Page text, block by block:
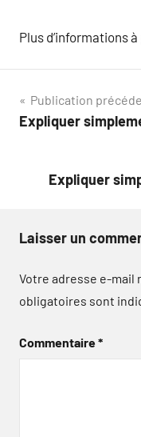
Plus d’informations
Navigation
de
Publication
Expliquer
Expliquer
Laisser un
Votre adresse e-mail
obligatoires sont
Commentaire*